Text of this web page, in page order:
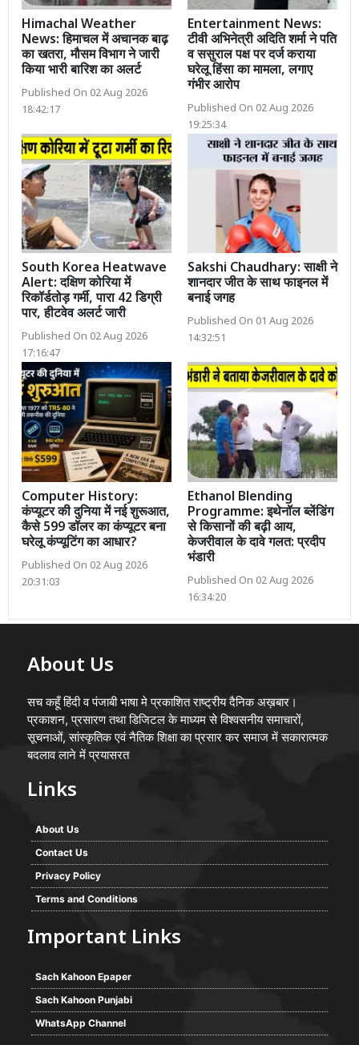
Himachal Weather
News: हिमाचल में अचानक बाढ़
का खतरा, मौसम विभाग ने जारी
किया भारी बारिश का अलर्ट
Published On 02 Aug 2026
18:42:17
Entertainment News:
टीवी अभिनेत्री अदिति शर्मा ने पति
व ससुराल पक्ष पर दर्ज कराया
घरेलू हिंसा का मामला, लगाए
गंभीर आरोप
Published On 02 Aug 2026
19:25:34
South Korea Heatwave
Alert: दक्षिण कोरिया में
रिकॉर्डतोड़ गर्मी, पारा 42 डिग्री
पार, हीटवेव अलर्ट जारी
Published On 02 Aug 2026
17:16:47
Sakshi Chaudhary: साक्षी ने
शानदार जीत के साथ फाइनल में
बनाई जगह
Published On 01 Aug 2026
14:32:51
Computer History:
कंप्यूटर की दुनिया में नई शुरूआत,
कैसे 599 डॉलर का कंप्यूटर बना
घरेलू कंप्यूटिंग का आधार?
Published On 02 Aug 2026
20:31:03
Ethanol Blending
Programme: इथेनॉल ब्लेंडिंग
से किसानों की बढ़ी आय,
केजरीवाल के दावे गलत: प्रदीप
भंडारी
Published On 02 Aug 2026
16:34:20
About Us
सच कहूँ हिंदी व पंजाबी भाषा मे प्रकाशित राष्ट्रीय दैनिक अख़बार।
प्रकाशन, प्रसारण तथा डिजिटल के माध्यम से विश्वसनीय समाचारों,
सूचनाओं, सांस्कृतिक एवं नैतिक शिक्षा का प्रसार कर समाज में सकारात्मक
बदलाव लाने में प्रयासरत
Links
About Us
Contact Us
Privacy Policy
Terms and Conditions
Important Links
Sach Kahoon Epaper
Sach Kahoon Punjabi
WhatsApp Channel